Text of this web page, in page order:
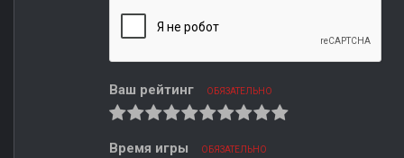
Ваш рейтинг ОБЯЗАТЕЛЬНО
Время игры ОБЯЗАТЕЛЬНО